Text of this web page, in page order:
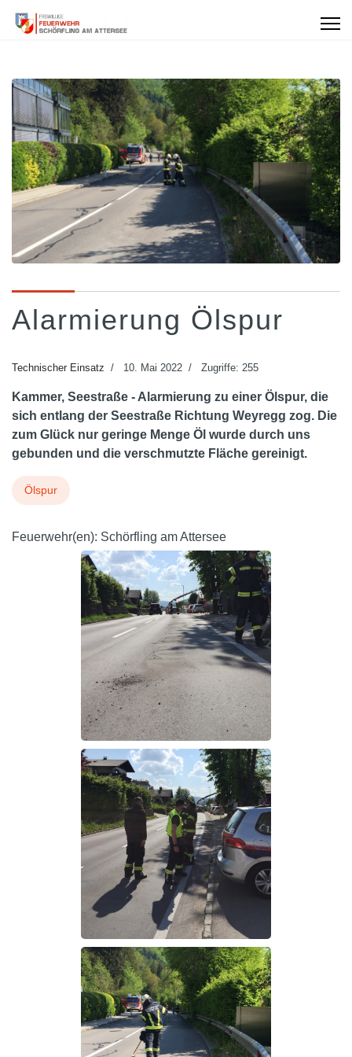
Alarmierung Ölspur
Technischer Einsatz 10. Mai 2022 Zugriffe: 255
Kammer, Seestraße - Alarmierung zu einer Ölspur, die
sich entlang der Seestraße Richtung Weyregg zog. Die
zum Glück nur geringe Menge Öl wurde durch uns
gebunden und die verschmutzte Fläche gereinigt.
Ölspur
Feuerwehr(en): Schörfling am Attersee